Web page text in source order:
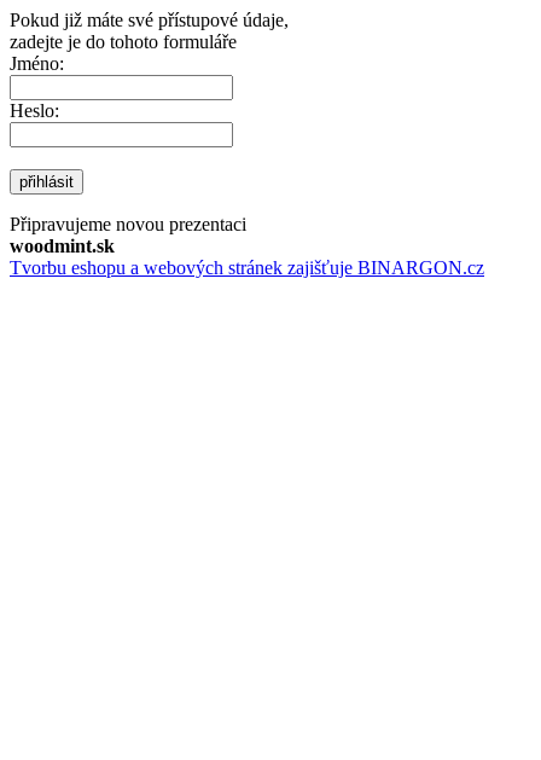
Pokud již máte své přístupové údaje,
zadejte je do tohoto formuláře
Jméno:
Heslo:
přihlásit
Připravujeme novou prezentaci
woodmint.sk
Tvorbu eshopu a webových stránek zajišťuje BINARGON.cz